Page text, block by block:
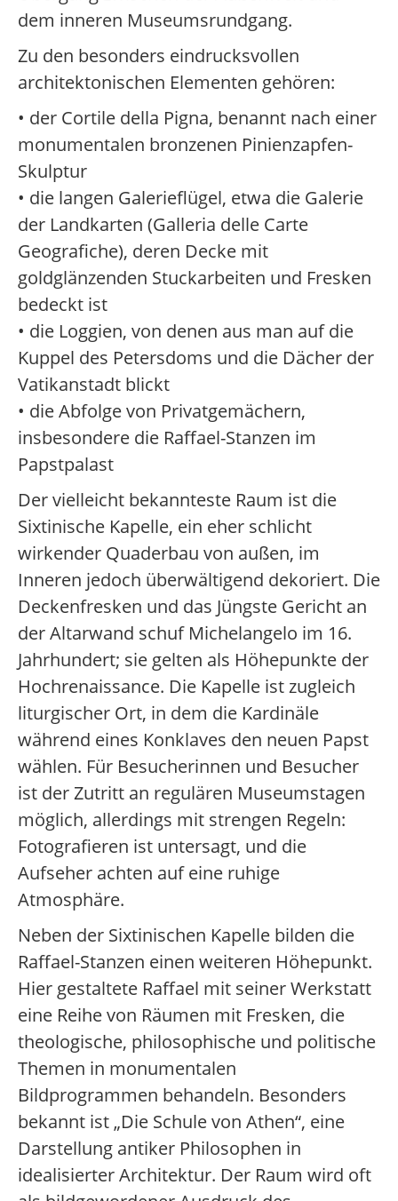
dem inneren Museumsrundgang.
Zu den besonders eindrucksvollen
architektonischen Elementen gehören:
• der Cortile della Pigna, benannt nach einer
monumentalen bronzenen Pinienzapfen-
Skulptur
• die langen Galerieflügel, etwa die Galerie
der Landkarten (Galleria delle Carte
Geografiche), deren Decke mit
goldglänzenden Stuckarbeiten und Fresken
bedeckt ist
• die Loggien, von denen aus man auf die
Kuppel des Petersdoms und die Dächer der
Vatikanstadt blickt
• die Abfolge von Privatgemächern,
insbesondere die Raffael-Stanzen im
Papstpalast
Der vielleicht bekannteste Raum ist die
Sixtinische Kapelle, ein eher schlicht
wirkender Quaderbau von außen, im
Inneren jedoch überwältigend dekoriert. Die
Deckenfresken und das Jüngste Gericht an
der Altarwand schuf Michelangelo im 16.
Jahrhundert; sie gelten als Höhepunkte der
Hochrenaissance. Die Kapelle ist zugleich
liturgischer Ort, in dem die Kardinäle
während eines Konklaves den neuen Papst
wählen. Für Besucherinnen und Besucher
ist der Zutritt an regulären Museumstagen
möglich, allerdings mit strengen Regeln:
Fotografieren ist untersagt, und die
Aufseher achten auf eine ruhige
Atmosphäre.
Neben der Sixtinischen Kapelle bilden die
Raffael-Stanzen einen weiteren Höhepunkt.
Hier gestaltete Raffael mit seiner Werkstatt
eine Reihe von Räumen mit Fresken, die
theologische, philosophische und politische
Themen in monumentalen
Bildprogrammen behandeln. Besonders
bekannt ist „Die Schule von Athen“, eine
Darstellung antiker Philosophen in
idealisierter Architektur. Der Raum wird oft